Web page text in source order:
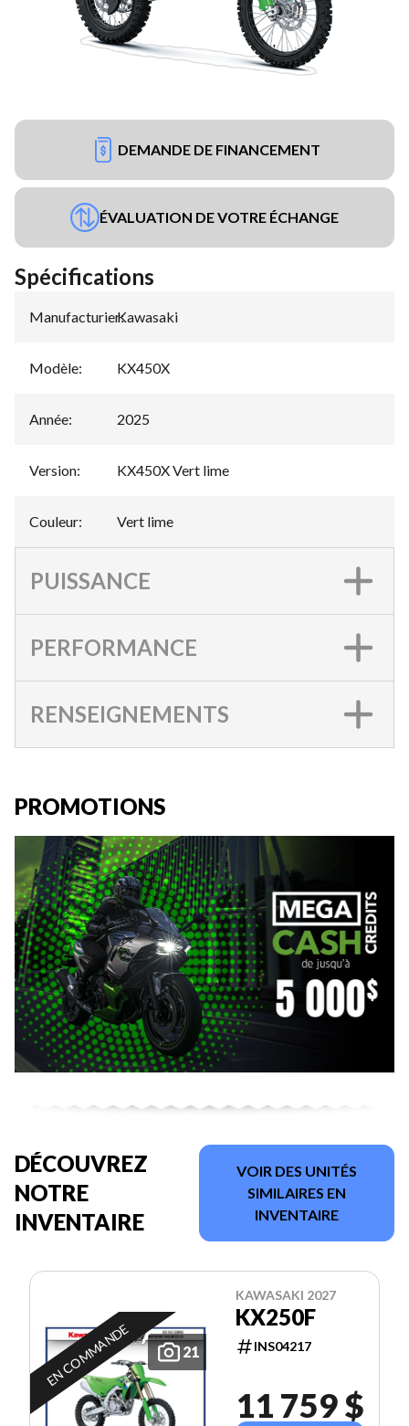
DEMANDE DE FINANCEMENT
ÉVALUATION DE VOTRE ÉCHANGE
Spécifications
Manufacturier:
Kawasaki
Modèle: KX450X
Année: 2025
Version: KX450X Vert lime
Couleur: Vert lime
PUISSANCE
PERFORMANCE
RENSEIGNEMENTS
PROMOTIONS
DÉCOUVREZ
NOTRE
INVENTAIRE
VOIR DES UNITÉS
SIMILAIRES EN
INVENTAIRE
21
EN COMMANDE
KAWASAKI 2027
KX250F
INS04217
11 759 $